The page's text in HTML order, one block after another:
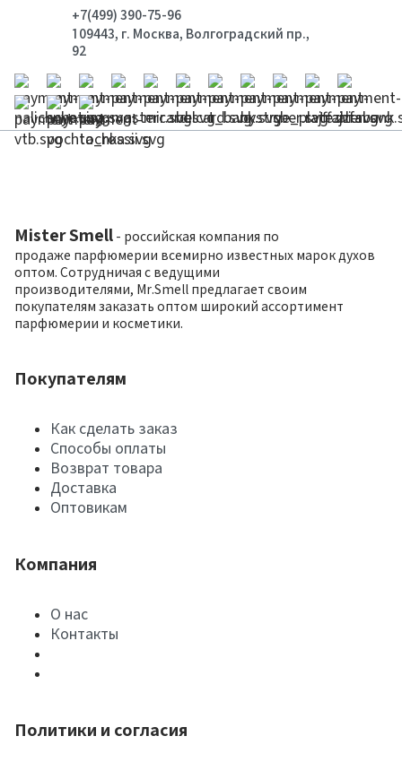
+7(499) 390-75-96
109443, г. Москва, Волгоградский пр.,
92
Mister Smell - российская компания по
продаже парфюмерии всемирно известных марок духов
оптом. Сотрудничая с ведущими
производителями, Mr.Smell предлагает своим
покупателям заказать оптом широкий ассортимент
парфюмерии и косметики.
Покупателям
Как сделать заказ
Способы оплаты
Возврат товара
Доставка
Оптовикам
Компания
О нас
Контакты
Политики и согласия